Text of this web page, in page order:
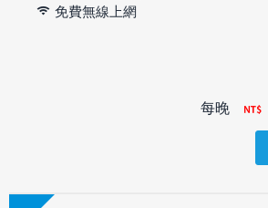
免費無線上網
每晚